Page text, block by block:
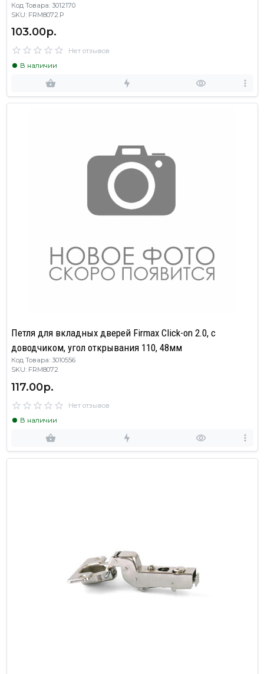
Код Товара: 3012170
SKU: FRM8072.P
103.00р.
Нет отзывов
В наличии
Петля для вкладных дверей Firmax Click-on 2.0, с
доводчиком, угол открывания 110, 48мм
Код Товара: 3010556
SKU: FRM8072
117.00р.
Нет отзывов
В наличии